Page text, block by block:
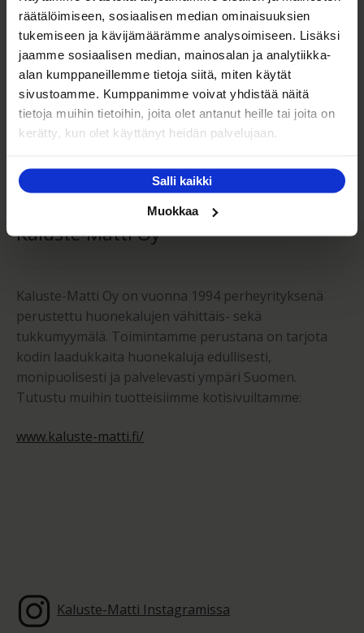
räätälöimiseen, sosiaalisen median ominaisuuksien
tukemiseen ja kävijämäärämme analysoimiseen. Lisäksi
jaamme sosiaalisen median, mainosalan ja analytiikka-
alan kumppaneillemme tietoja siitä, miten käytät
sivustoamme. Kumppanimme voivat yhdistää näitä
tietoja muihin tietoihin, joita olet antanut heille tai joita on
kerätty, kun olet käyttänyt heidän palvelujaan.
Salli kaikki
Muokkaa
Oma turvallinen kuljetus
Kaluste-Matin oma kuljetus on turvallinen tapa
tuotteiden toimitukseen. Saat varmemmin tuotteet
ehjänä perille - ja vieläpä sisäänkannettuna!
Kuljetuksen hinta Suomessa alk. 59€!
Kaluste-Matti Oy
Kaluste-Matti Oy on vuonna 1994 perheyrityksenä
perustettu huonekalujen vähittäis- sekä
tukkumyymälä. Toimintamme perustana on tarjota
kodin laadukkaita huonekaluja edullisesti,
monipuolisesti ja palvelevasti ympäri Suomen.
Tutustu muihin tuotteisiimme kotisivuiltamme:
www.kaluste-matti.fi/
Kaluste-Matti Instagramissa